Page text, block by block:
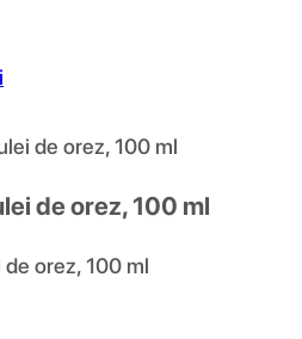
de orez, 100 ml
de orez, 100 ml